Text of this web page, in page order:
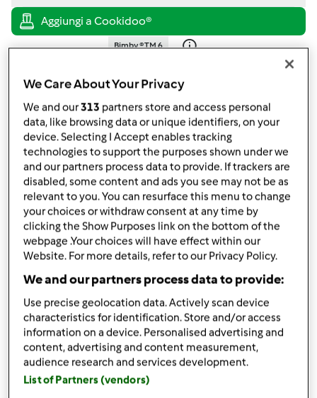
Bimby ® TM 6
published: 15-09-2019
Aggiungi alle mie raccolte
condividi la ricetta
Crea variante
Ingredienti
Ciambellone con farina integrale,
banana e yogurt greco - cottura Varoma
50grammidi burro,+ q.b.
130grammidi zucchero
250grammi
di farina integrale
di banana matura,
We Care About Your Privacy
We and our313 partners store and access personal
data, like browsing data or unique identifiers, on your
device. Selecting I Accept enables tracking
technologies to support the purposes shown under we
and our partners process data to provide. If trackers are
disabled, some content and ads you see may not be as
relevant to you. You can resurface this menu to change
your choices or withdraw consent at any time by
clicking the Show Purposes link on the bottom of the
webpage .Your choices will have effect within our
Website. For more details, refer to our Privacy Policy.
We and our partners process data to provide:
Use precise geolocation data. Actively scan device
characteristics for identification. Store and/or access
information on a device. Personalised advertising and
content, advertising and content measurement,
audience research and services development.
List of Partners (vendors)